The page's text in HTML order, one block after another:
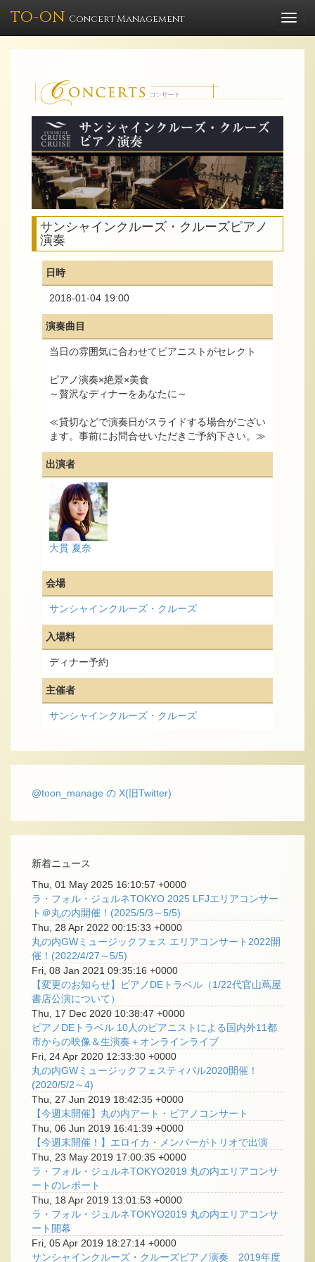
TO-ON Concert Management
サンシャインクルーズ・クルーズピアノ
演奏
日時
2018-01-04 19:00
演奏曲目
当日の雰囲気に合わせてピアニストがセレクト
ピアノ演奏×絶景×美食
～贅沢なディナーをあなたに～
≪貸切などで演奏日がスライドする場合がござい
ます。事前にお問合せいただきご予約下さい。≫
出演者
大貫 夏奈
会場
サンシャインクルーズ・クルーズ
入場料
ディナー予約
主催者
サンシャインクルーズ・クルーズ
@toon_manage の X(旧Twitter)
新着ニュース
Thu, 01 May 2025 16:10:57 +0000
ラ・フォル・ジュルネTOKYO 2025 LFJエリアコンサー
ト＠丸の内開催！(2025/5/3～5/5)
Thu, 28 Apr 2022 00:15:33 +0000
丸の内GWミュージックフェス エリアコンサート2022開
催！(2022/4/27～5/5)
Fri, 08 Jan 2021 09:35:16 +0000
【変更のお知らせ】ピアノDEトラベル（1/22代官山蔦屋
書店公演について）
Thu, 17 Dec 2020 10:38:47 +0000
ピアノDEトラベル 10人のピアニストによる国内外11都
市からの映像＆生演奏＋オンラインライブ
Fri, 24 Apr 2020 12:33:30 +0000
丸の内GWミュージックフェスティバル2020開催！
(2020/5/2～4)
Thu, 27 Jun 2019 18:42:35 +0000
【今週末開催】丸の内アート・ピアノコンサート
Thu, 06 Jun 2019 16:41:39 +0000
【今週末開催！】エロイカ・メンバーがトリオで出演
Thu, 23 May 2019 17:00:35 +0000
ラ・フォル・ジュルネTOKYO2019 丸の内エリアコンサ
ートのレポート
Thu, 18 Apr 2019 13:01:53 +0000
ラ・フォル・ジュルネTOKYO2019 丸の内エリアコンサ
ート開幕
Fri, 05 Apr 2019 18:27:14 +0000
サンシャインクルーズ・クルーズピアノ演奏 2019年度